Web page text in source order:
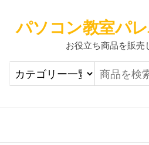
パソコン教室パ
お役立ち商品を販売